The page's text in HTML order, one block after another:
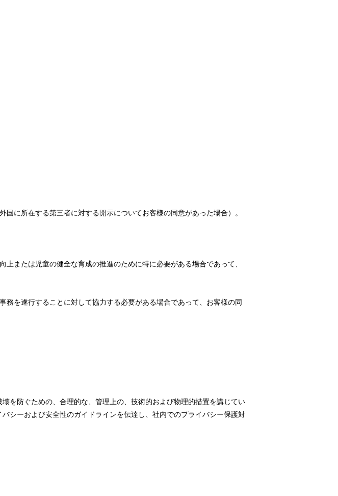
に所在する第三者に対する開示についてお客様の同意があった場合）。
または児童の健全な育成の推進のために特に必要がある場合であって、
務を遂行することに対して協力する必要がある場合であって、お客様の同
を防ぐための、合理的な、管理上の、技術的および物理的措置を講じてい
シーおよび安全性のガイドラインを伝達し、社内でのプライバシー保護対